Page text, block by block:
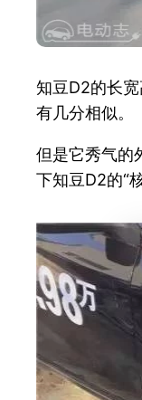
知豆D2的长
有几分相似。
但是它秀气的
下知豆D2的“